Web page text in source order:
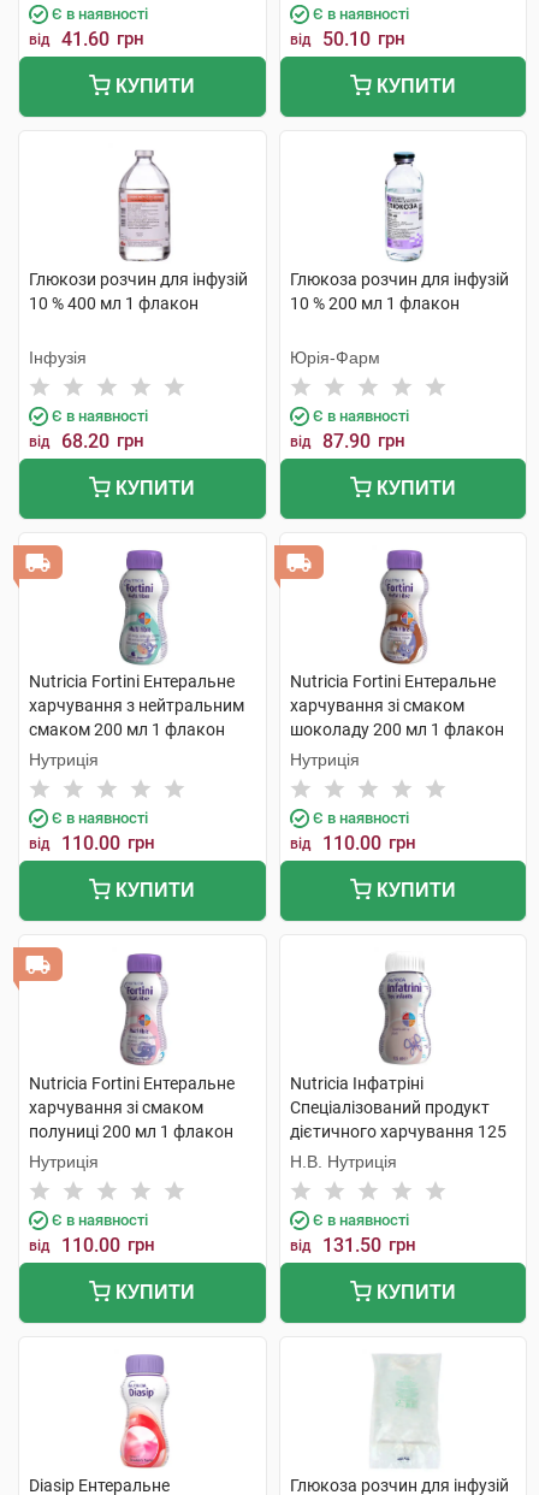
Є в наявності
від 41.60 грн
КУПИТИ
Є в наявності
від 50.10 грн
КУПИТИ
Глюкози розчин для інфузій
10 % 400 мл 1 флакон
Інфузія
Є в наявності
від 68.20 грн
КУПИТИ
Глюкоза розчин для інфузій
10 % 200 мл 1 флакон
Юрія-Фарм
Є в наявності
від 87.90 грн
КУПИТИ
Nutricia Fortini Ентеральне
харчування з нейтральним
смаком 200 мл 1 флакон
Нутриція
Є в наявності
від 110.00 грн
КУПИТИ
Nutricia Fortini Ентеральне
харчування зі смаком
шоколаду 200 мл 1 флакон
Нутриція
Є в наявності
від 110.00 грн
КУПИТИ
Nutricia Fortini Ентеральне
харчування зі смаком
полуниці 200 мл 1 флакон
Нутриція
Є в наявності
від 110.00 грн
КУПИТИ
Nutricia Інфатріні
Спеціалізований продукт
дієтичного харчування 125
мл 1 флакон
Н.В. Нутриція
Є в наявності
від 131.50 грн
КУПИТИ
Diasip Ентеральне Глюкоза розчин для інфузій